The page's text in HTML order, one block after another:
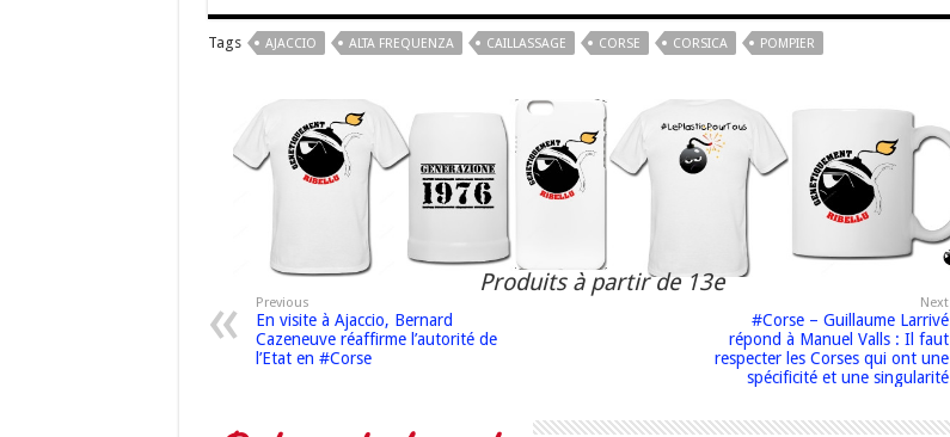
Tags AJACCIO ALTA FREQUENZA CAILLASSAGE CORSE CORSICA POMPIER
Produits à partir de 13e
Previous
En visite à Ajaccio, Bernard
Cazeneuve réaffirme l’autorité de
l’Etat en #Corse
Next
#Corse – Guillaume Larrivé
répond à Manuel Valls : Il faut
respecter les Corses qui ont une
spécificité et une singularité